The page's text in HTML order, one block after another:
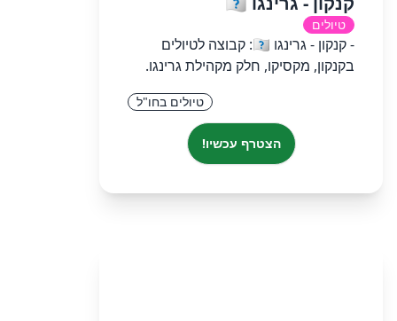
טיולים
- קנקון - גרינגו 🇲🇽: קבוצה לטיולים
בקנקון, מקסיקו, חלק מקהילת גרינגו.
טיולים בחו"ל
הצטרף עכשיו!